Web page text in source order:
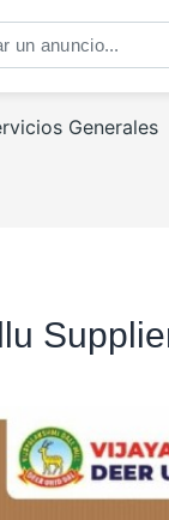
Generales